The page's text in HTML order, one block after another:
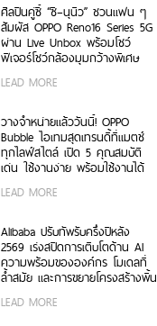
ศิลปินคู่ซี้ “ซี–นุนิว” ชวนแฟน ๆ
สัมผัส OPPO Reno16 Series 5G
ผ่าน Live Unbox พร้อมโชว์
ฟีเจอร์โชว์กล้องมุมกว้างพิเศษ
เด่นเป็นตัวเอง
LEAD MORE
วางจำหน่ายแล้ววันนี้! OPPO
Bubble ไอเทมสุดเทรนดี้ที่แมตช์
ทุกไลฟ์สไตล์ เปิด 5 คุณสมบัติ
เด่น ใช้งานง่าย พร้อมใช้งานได้
iOS ในราคา 2,999 บาท
LEAD MORE
Alibaba ปรับทัพรับครึ่งปีหลัง
2569 เร่งสปีดการเติบโตด้าน AI
ความพร้อมขององค์กร โมเดลที่
ล้ำสมัย และการขยายโครงสร้างพื้น
LEAD MORE